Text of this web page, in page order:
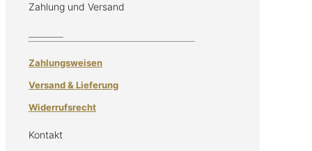
Zahlung und Versand
Zahlungsweisen
Versand & Lieferung
Widerrufsrecht
Kontakt